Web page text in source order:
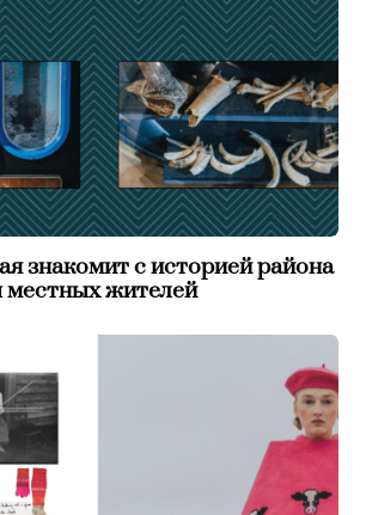
знакомит с историей района
местных жителей